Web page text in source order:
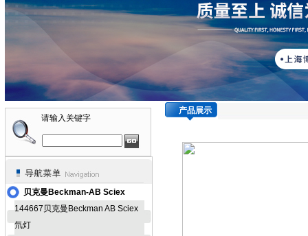
请输入关键字
贝克曼Beckman-AB Sciex
144667贝克曼Beckman AB Sciex
氘灯
产品展示